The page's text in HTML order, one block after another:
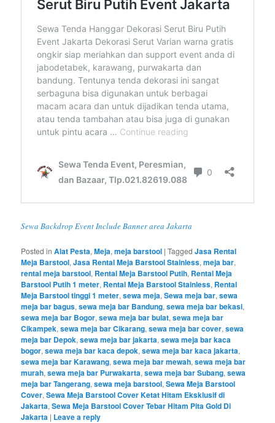
Sewa Backdrop Event Include Banner area Jakarta
Posted in Alat Pesta,Meja,meja barstool |Tagged Jasa Rental
Meja Barstool,Jasa Rental Meja Barstool Stainless,meja bar,
rental meja barstool, Rental Meja Barstool Putih, Rental Meja
Barstool Putih 1 meter, Rental Meja Barstool Stainless, Rental
Meja Barstool tinggi 1 meter,sewa meja,Sewa meja bar,sewa
meja bar bagus,sewa meja bar Bandung,sewa meja bar bekasi,
sewa meja bar Bogor,sewa meja bar bulat,sewa meja bar
Cikampek,sewa meja bar Cikarang,sewa meja bar cover,sewa
meja bar Depok,sewa meja bar jakarta,sewa meja bar kaca
bogor,sewa meja bar kaca depok,sewa meja bar kaca jakarta,
sewa meja bar Karawang,sewa meja bar mewah,sewa meja bar
murah,sewa meja bar Purwakarta,sewa meja bar Subang,sewa
meja bar Tangerang,sewa meja barstool,Sewa Meja Barstool
Cover,Sewa Meja Barstool Cover Ketat Hitam Eksklusif di
Jakarta,Sewa Meja Barstool Cover Tebar Hitam Pita Gold Di
Jakarta | Leave a reply